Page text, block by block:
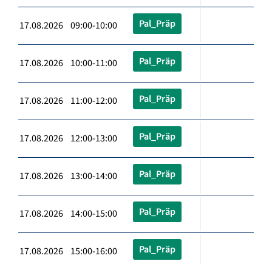
17.08.2026 09:00-10:00 Pal_Präp
17.08.2026 10:00-11:00 Pal_Präp
17.08.2026 11:00-12:00 Pal_Präp
17.08.2026 12:00-13:00 Pal_Präp
17.08.2026 13:00-14:00 Pal_Präp
17.08.2026 14:00-15:00 Pal_Präp
17.08.2026 15:00-16:00 Pal_Präp